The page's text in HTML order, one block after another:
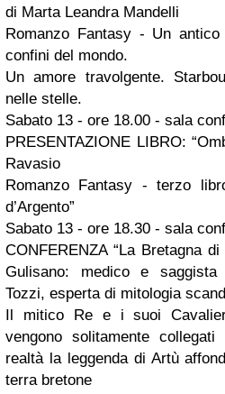
di Marta Leandra Mandelli
Romanzo Fantasy - Un
confini del mondo.
Un amore travolgente.
nelle stelle.
Sabato 13 - ore 18.00 - sala
PRESENTAZIONE LIBRO:
Ravasio
Romanzo Fantasy - terzo
d’Argento”
Sabato 13 - ore 18.30 - sala
CONFERENZA “La Bretagna
Gulisano: medico e
Tozzi, esperta di mitologia
Il mitico Re e i suoi
vengono solitamente
realtà la leggenda di Artù
terra bretone